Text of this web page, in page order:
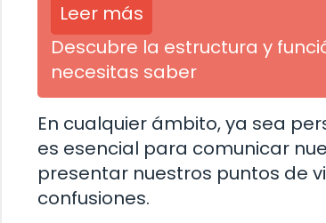
Leer más
Descubre la estructura y
necesitas saber
En cualquier ámbito, ya sea
es esencial para comunicar
presentar nuestros puntos de
confusiones.